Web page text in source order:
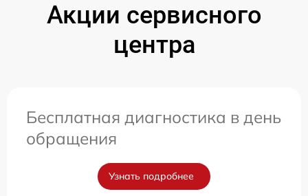
Акции сервисного
центра
Бесплатная диагностика в день
обращения
Узнать подробнее